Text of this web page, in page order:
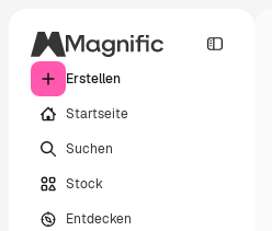
Erstellen
Startseite
Suchen
Stock
Entdecken